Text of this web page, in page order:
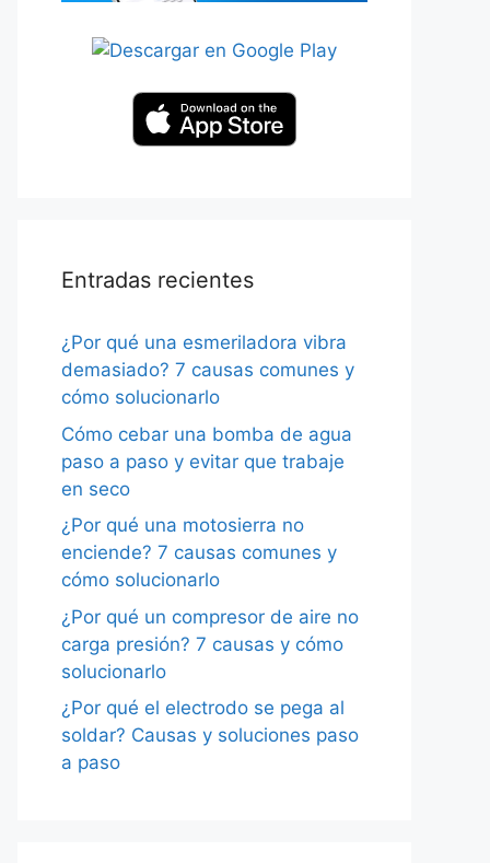
Entradas recientes
¿Por qué una esmeriladora vibra
demasiado? 7 causas comunes y
cómo solucionarlo
Cómo cebar una bomba de agua
paso a paso y evitar que trabaje
en seco
¿Por qué una motosierra no
enciende? 7 causas comunes y
cómo solucionarlo
¿Por qué un compresor de aire no
carga presión? 7 causas y cómo
solucionarlo
¿Por qué el electrodo se pega al
soldar? Causas y soluciones paso
a paso